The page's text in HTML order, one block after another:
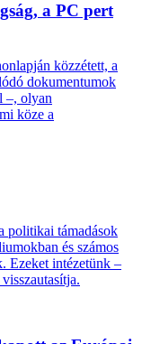
a PC pert
közzétett, a
dokumentumok
–, olyan
köze a
politikai támadások
és számos
Ezeket intézetünk –